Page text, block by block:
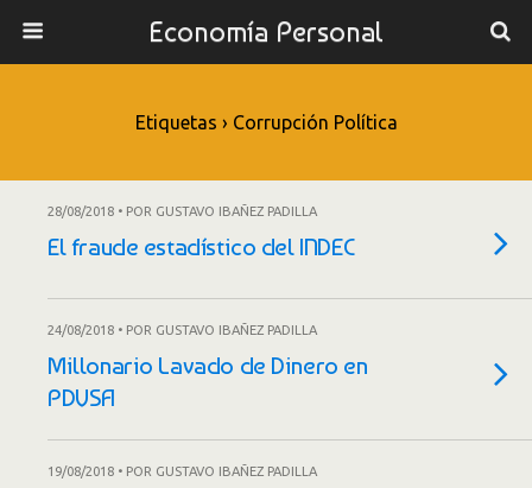
Economía Personal
Etiquetas › Corrupción Política
28/08/2018 • POR GUSTAVO IBAÑEZ PADILLA
El fraude estadístico del INDEC
24/08/2018 • POR GUSTAVO IBAÑEZ PADILLA
Millonario Lavado de Dinero en
PDVSA
19/08/2018 • POR GUSTAVO IBAÑEZ PADILLA